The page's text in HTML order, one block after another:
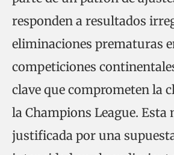
responden a resultados
eliminaciones prematuras
competiciones
clave que comprometen la
la Champions League. Esta
justificada por una